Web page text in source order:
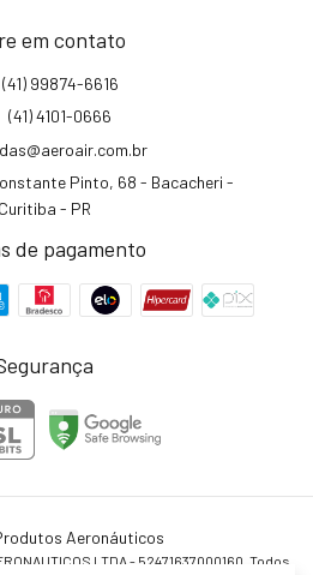
em contato
(41) 99874-6616
(41) 4101-0666
Pinto, 68 - Bacacheri -
Curitiba - PR
de pagamento
Aeronáuticos
LTDA - 52471637000160. Todos